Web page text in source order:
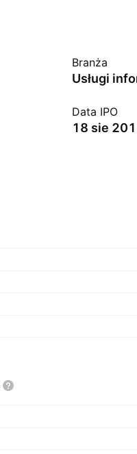
Branża
Usługi
Data IPO
18 sie